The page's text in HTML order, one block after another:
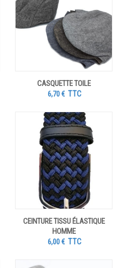
CASQUETTE TOILE
6,70€ TTC
CEINTURE TISSU ÉLASTIQUE
HOMME
6,00€ TTC